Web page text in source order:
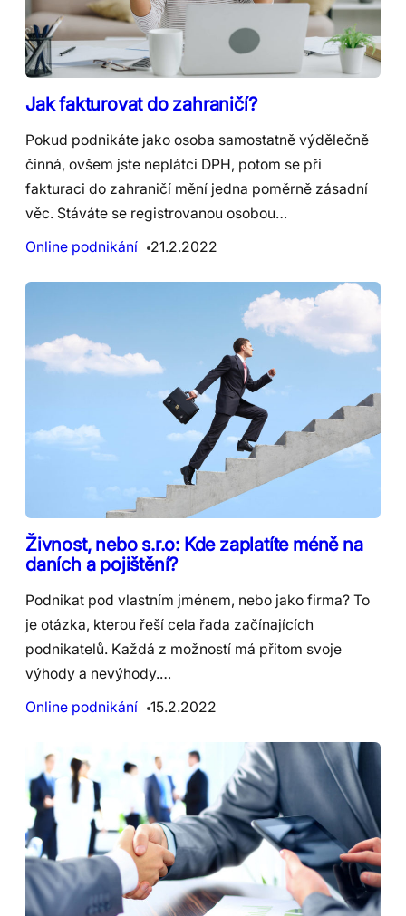
Jak fakturovat do zahraničí?
Pokud podnikáte jako osoba samostatně výdělečně
činná, ovšem jste neplátci DPH, potom se při
fakturaci do zahraničí mění jedna poměrně zásadní
věc. Stáváte se registrovanou osobou…
Online podnikání
21.2.2022
Živnost, nebo s.r.o: Kde zaplatíte méně na
daních a pojištění?
Podnikat pod vlastním jménem, nebo jako firma? To
je otázka, kterou řeší cela řada začínajících
podnikatelů. Každá z možností má přitom svoje
výhody a nevýhody.…
Online podnikání
15.2.2022